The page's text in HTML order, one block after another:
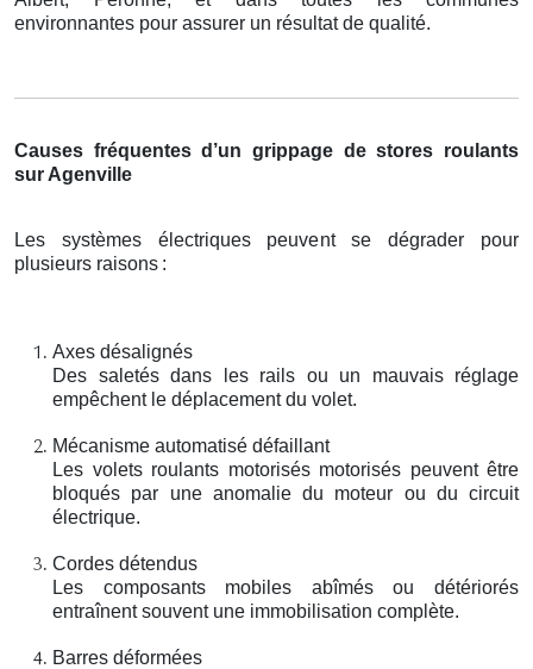
environnantes pour assurer un résultat de qualité.
Causes fréquentes d’un grippage de stores roulants
sur Agenville
Les systèmes électriques peuvent se dégrader pour
plusieurs raisons :
Axes désalignés
Des saletés dans les rails ou un mauvais réglage
empêchent le déplacement du volet.
Mécanisme automatisé défaillant
Les volets roulants motorisés motorisés peuvent être
bloqués par une anomalie du moteur ou du circuit
électrique.
Cordes détendus
Les composants mobiles abîmés ou détériorés
entraînent souvent une immobilisation complète.
Barres déformées